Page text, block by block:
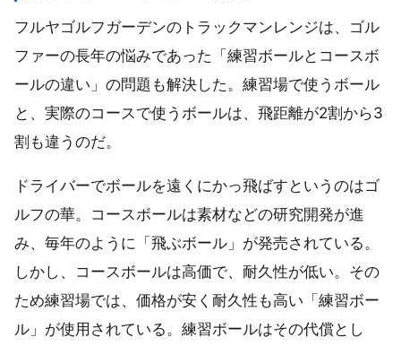
フルヤゴルフガーデンのトラックマンレンジは、ゴル
ファーの長年の悩みであった「練習ボールとコースボ
ールの違い」の問題も解決した。練習場で使うボール
と、実際のコースで使うボールは、飛距離が2割から3
割も違うのだ。
ドライバーでボールを遠くにかっ飛ばすというのはゴ
ルフの華。コースボールは素材などの研究開発が進
み、毎年のように「飛ぶボール」が発売されている。
しかし、コースボールは高価で、耐久性が低い。その
ため練習場では、価格が安く耐久性も高い「練習ボー
ル」が使用されている。練習ボールはその代償とし